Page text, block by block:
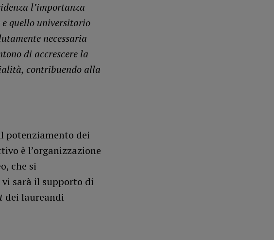
l’importanza
quello universitario
necessaria
di accrescere la
contribuendo alla
potenziamento dei
è l’organizzazione
che si
sarà il supporto di
dei laureandi